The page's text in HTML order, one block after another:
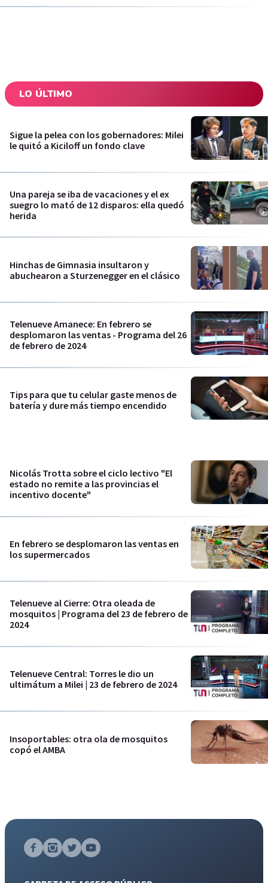
LO ÚLTIMO
Sigue la pelea con los gobernadores: Milei
le quitó a Kiciloff un fondo clave
Una pareja se iba de vacaciones y el ex
suegro lo mató de 12 disparos: ella quedó
herida
Hinchas de Gimnasia insultaron y
abuchearon a Sturzenegger en el clásico
Telenueve Amanece: En febrero se
desplomaron las ventas - Programa del 26
de febrero de 2024
Tips para que tu celular gaste menos de
batería y dure más tiempo encendido
Nicolás Trotta sobre el ciclo lectivo "El
estado no remite a las provincias el
incentivo docente"
En febrero se desplomaron las ventas en
los supermercados
Telenueve al Cierre: Otra oleada de
mosquitos | Programa del 23 de febrero de
2024
Telenueve Central: Torres le dio un
ultimátum a Milei | 23 de febrero de 2024
Insoportables: otra ola de mosquitos
copó el AMBA